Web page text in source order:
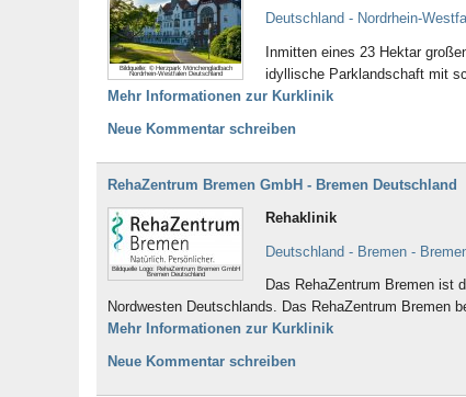
Bildquelle: © Herzpark Mönchengladbach
Nordrhein-Westfalen Deutschland
Deutschland - Nordrhein-
Inmitten eines 23 Hektar
idyllische Parklandschaft mit
Mehr Informationen zur Kurklinik
Neue Kommentar schreiben
RehaZentrum Bremen GmbH - Bremen Deutschland
Bildquelle Logo: RehaZentrum Bremen GmbH
Bremen Deutschland
Rehaklinik
Deutschland - Bremen -
Das RehaZentrum Bremen ist
Nordwesten Deutschlands. Das RehaZentrum Bremen
Mehr Informationen zur Kurklinik
Neue Kommentar schreiben